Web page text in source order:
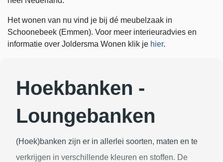
Het wonen van nu vind je bij dé meubelzaak in
Schoonebeek (Emmen). Voor meer interieuradvies en
informatie over Joldersma Wonen klik je hier.
Hoekbanken -
Loungebanken
(Hoek)banken zijn er in allerlei soorten, maten en te
verkrijgen in verschillende kleuren en stoffen. De